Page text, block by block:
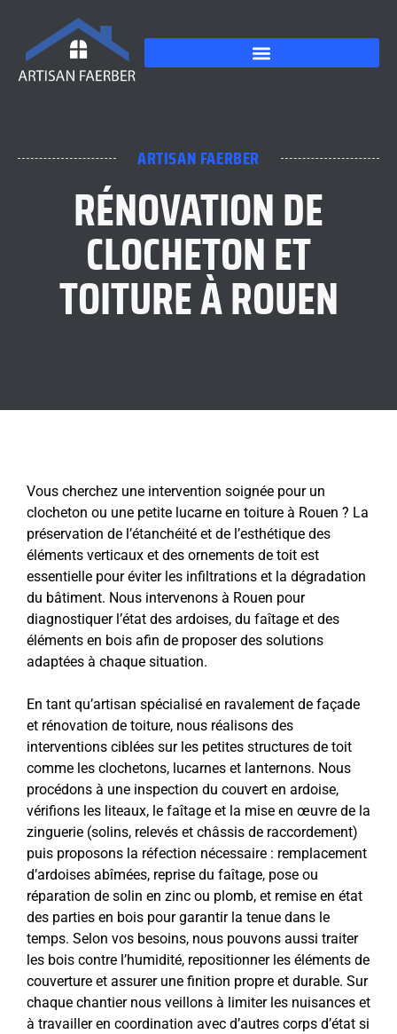
ARTISAN FAERBER
RÉNOVATION DE
CLOCHETON ET
TOITURE À ROUEN
Vous cherchez une intervention soignée pour un
clocheton ou une petite lucarne en toiture à Rouen ? La
préservation de l’étanchéité et de l’esthétique des
éléments verticaux et des ornements de toit est
essentielle pour éviter les infiltrations et la dégradation
du bâtiment. Nous intervenons à Rouen pour
diagnostiquer l’état des ardoises, du faîtage et des
éléments en bois afin de proposer des solutions
adaptées à chaque situation.
En tant qu’artisan spécialisé en ravalement de façade
et rénovation de toiture, nous réalisons des
interventions ciblées sur les petites structures de toit
comme les clochetons, lucarnes et lanternons. Nous
procédons à une inspection du couvert en ardoise,
vérifions les liteaux, le faîtage et la mise en œuvre de la
zinguerie (solins, relevés et châssis de raccordement)
puis proposons la réfection nécessaire : remplacement
d’ardoises abîmées, reprise du faîtage, pose ou
réparation de solin en zinc ou plomb, et remise en état
des parties en bois pour garantir la tenue dans le
temps. Selon vos besoins, nous pouvons aussi traiter
les bois contre l’humidité, repositionner les éléments de
couverture et assurer une finition propre et durable. Sur
chaque chantier nous veillons à limiter les nuisances et
à travailler en coordination avec d’autres corps d’état si